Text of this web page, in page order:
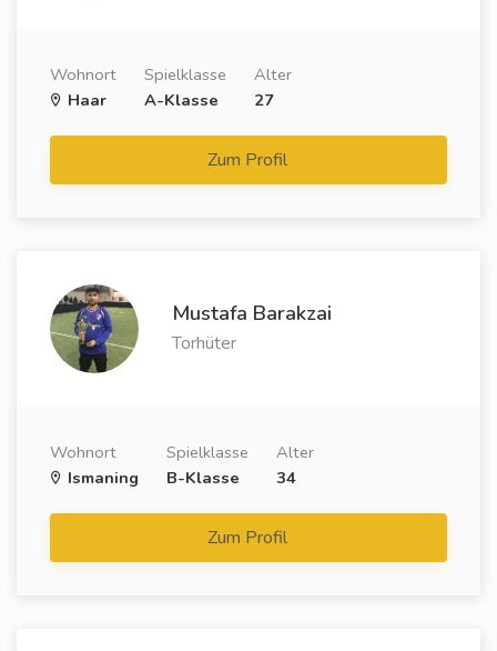
Wohnort
Haar
Spielklasse
A-Klasse
Alter
27
Zum Profil
Mustafa Barakzai
Torhüter
Wohnort
Ismaning
Spielklasse
B-Klasse
Alter
34
Zum Profil